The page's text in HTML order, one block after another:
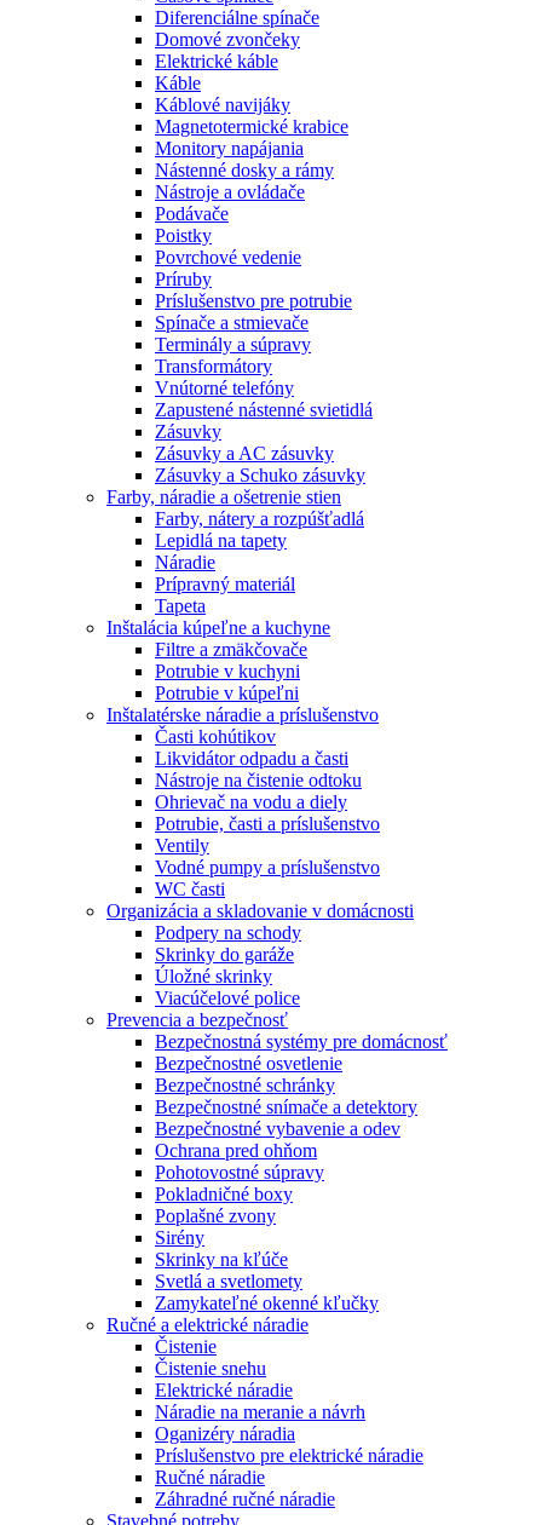
Diferenciálne spínače
Domové zvončeky
Elektrické káble
Káble
Káblové navijáky
Magnetotermické krabice
Monitory napájania
Nástenné dosky a rámy
Nástroje a ovládače
Podávače
Poistky
Povrchové vedenie
Príruby
Príslušenstvo pre potrubie
Spínače a stmievače
Terminály a súpravy
Transformátory
Vnútorné telefóny
Zapustené nástenné svietidlá
Zásuvky
Zásuvky a AC zásuvky
Zásuvky a Schuko zásuvky
Farby, náradie a ošetrenie stien
Farby, nátery a rozpúšťadlá
Lepidlá na tapety
Náradie
Prípravný materiál
Tapeta
Inštalácia kúpeľne a kuchyne
Filtre a zmäkčovače
Potrubie v kuchyni
Potrubie v kúpeľni
Inštalatérske náradie a príslušenstvo
Časti kohútikov
Likvidátor odpadu a časti
Nástroje na čistenie odtoku
Ohrievač na vodu a diely
Potrubie, časti a príslušenstvo
Ventily
Vodné pumpy a príslušenstvo
WC časti
Organizácia a skladovanie v domácnosti
Podpery na schody
Skrinky do garáže
Úložné skrinky
Viacúčelové police
Prevencia a bezpečnosť
Bezpečnostná systémy pre domácnosť
Bezpečnostné osvetlenie
Bezpečnostné schránky
Bezpečnostné snímače a detektory
Bezpečnostné vybavenie a odev
Ochrana pred ohňom
Pohotovostné súpravy
Pokladničné boxy
Poplašné zvony
Sirény
Skrinky na kľúče
Svetlá a svetlomety
Zamykateľné okenné kľučky
Ručné a elektrické náradie
Čistenie
Čistenie snehu
Elektrické náradie
Náradie na meranie a návrh
Oganizéry náradia
Príslušenstvo pre elektrické náradie
Ručné náradie
Záhradné ručné náradie
Stavebné potreby